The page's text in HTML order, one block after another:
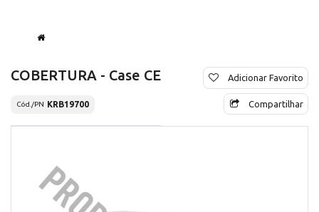
COBERTURA - Case CE
Cód./PN KRB19700
Adicionar Favorito
Compartilhar